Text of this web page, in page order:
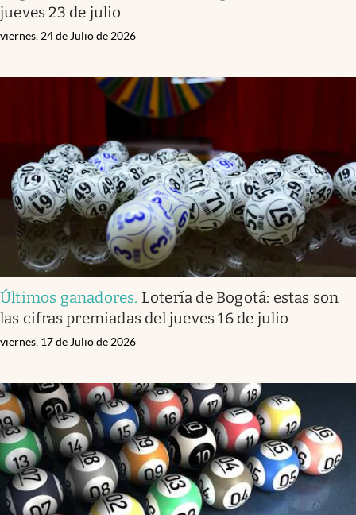
jueves 23 de julio
viernes, 24 de Julio de 2026
Últimos ganadores. Lotería de Bogotá: estas son
las cifras premiadas del jueves 16 de julio
viernes, 17 de Julio de 2026